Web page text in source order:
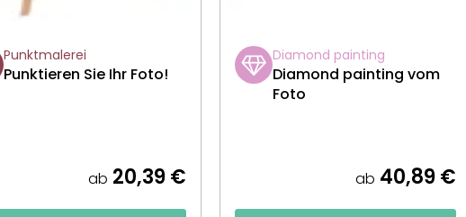
Punktmalerei
Punktieren Sie Ihr Foto!
ab 20,39 €
Diamond painting
Diamond painting vom
Foto
ab 40,89 €